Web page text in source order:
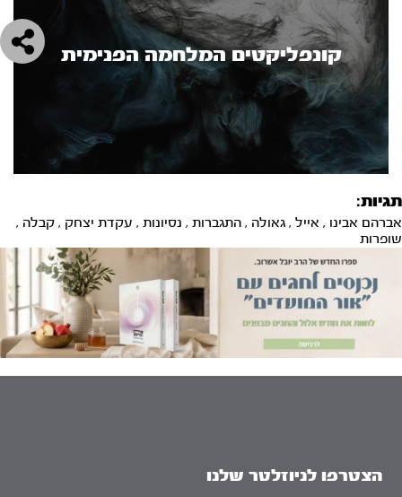
קונפליקטים המלחמה הפנימית
תגיות:
אברהם אבינו , אייל , גאולה , התגברות , נסיונות , עקדת יצחק , קבלה ,
שופרות
הצטרפו לניוזלטר שלנו